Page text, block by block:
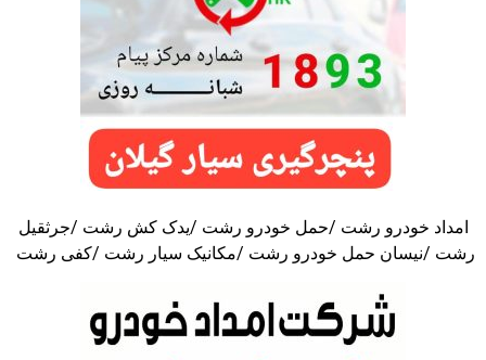
امداد خودرو رشت /حمل خودرو رشت /یدک کش رشت /جرثقیل
رشت /نیسان حمل خودرو رشت /مکانیک سیار رشت /کفی رشت